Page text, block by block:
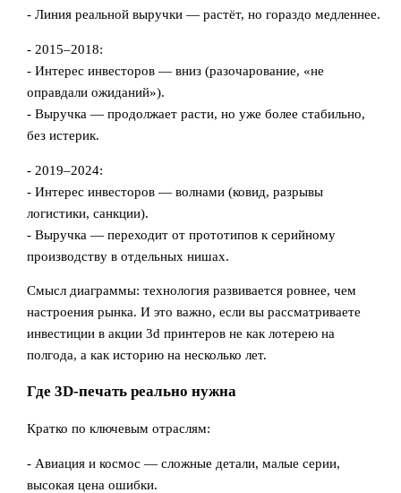
- Линия реальной выручки — растёт, но гораздо медленнее.
- 2015–2018:
- Интерес инвесторов — вниз (разочарование, «не
оправдали ожиданий»).
- Выручка — продолжает расти, но уже более стабильно,
без истерик.
- 2019–2024:
- Интерес инвесторов — волнами (ковид, разрывы
логистики, санкции).
- Выручка — переходит от прототипов к серийному
производству в отдельных нишах.
Смысл диаграммы: технология развивается ровнее, чем
настроения рынка. И это важно, если вы рассматриваете
инвестиции в акции 3d принтеров не как лотерею на
полгода, а как историю на несколько лет.
Где 3D-печать реально нужна
Кратко по ключевым отраслям:
- Авиация и космос — сложные детали, малые серии,
высокая цена ошибки.